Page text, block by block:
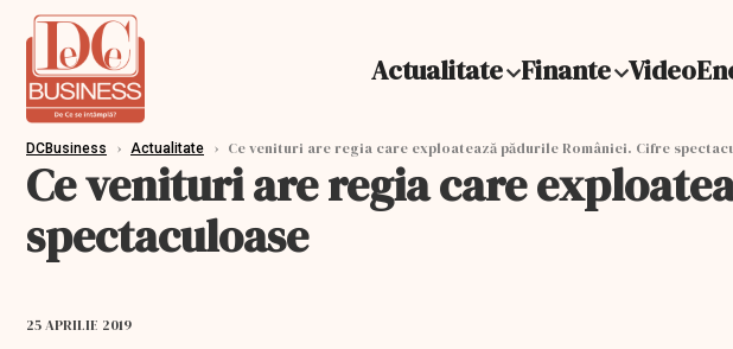
Actualitate Finante Video
DCBusiness › Actualitate › Ce venituri are regia care exploatează pădurile României. Cifre
Ce venituri are regia care
spectaculoase
25 APRILIE 2019